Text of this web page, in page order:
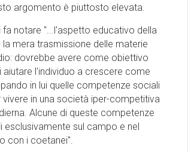
argomento è piuttosto elevata.
fa notare ''...l'aspetto educativo della
mera trasmissione delle materie
dovrebbe avere come obiettivo
aiutare l'individuo a crescere come
in lui quelle competenze sociali
vivere in una società iper-competitiva
Alcune di queste competenze
esclusivamente sul campo e nel
con i coetanei''.